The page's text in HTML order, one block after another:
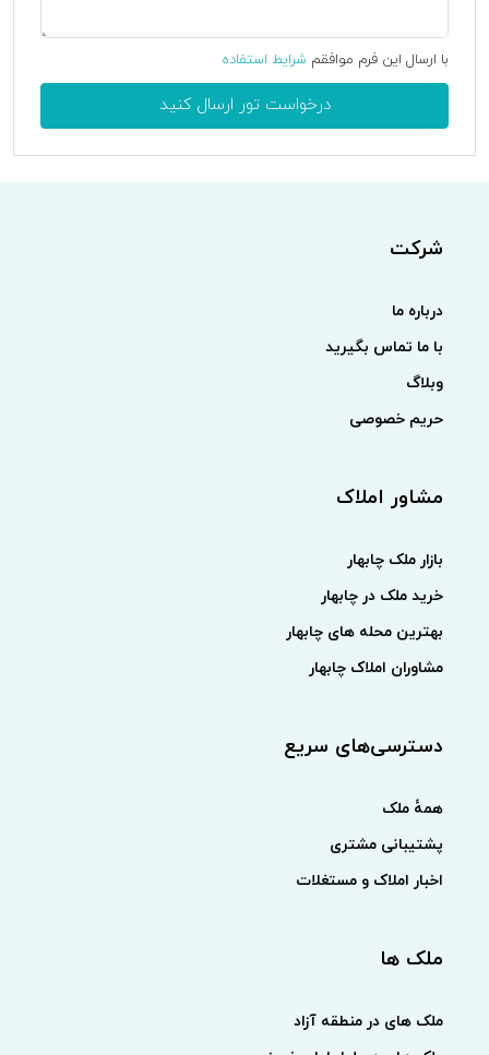
با ارسال این فرم موافقم شرایط استفاده
درخواست تور ارسال کنید
شرکت
درباره ما
با ما تماس بگیرید
وبلاگ
حریم خصوصی
مشاور املاک
بازار ملک چابهار
خرید ملک در چابهار
بهترین محله های چابهار
مشاوران املاک چابهار
دسترسی‌های سریع
همهٔ ملک
پشتیبانی مشتری
اخبار املاک و مستغلات
ملک ها
ملک های در منطقه آزاد